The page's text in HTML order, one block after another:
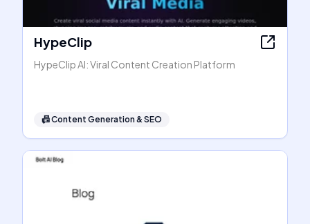
HypeClip
HypeClip AI: Viral Content Creation Platform
📠Content Generation & SEO